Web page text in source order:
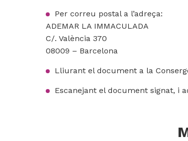
Per correu postal a l’adreça:
ADEMAR LA IMMACULADA
C/. València 370
08009 – Barcelona
Lliurant el document a la
Escanejant el document signat, i